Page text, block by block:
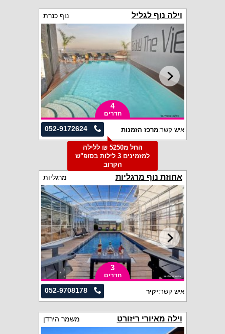
וילה נוף לגליל נוף כנרת
4
חדרים
052-9172624 איש קשר:מרכז הזמנות
החל מ5250 ₪ ללילה
למזמינים 3 לילות בסופ"ש
הקרוב
אחוזת נוף מרגליות מרגליות
3
חדרים
052-9708178 איש קשר:יקיר
וילה מאיורי ריזורט משמר הירדן